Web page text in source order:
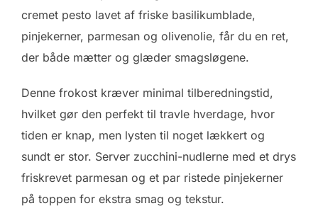
cremet pesto lavet af friske basilikumblade,
pinjekerner, parmesan og olivenolie, får du en ret,
der både mætter og glæder smagsløgene.
Denne frokost kræver minimal tilberedningstid,
hvilket gør den perfekt til travle hverdage, hvor
tiden er knap, men lysten til noget lækkert og
sundt er stor. Server zucchini-nudlerne med et drys
friskrevet parmesan og et par ristede pinjekerner
på toppen for ekstra smag og tekstur.